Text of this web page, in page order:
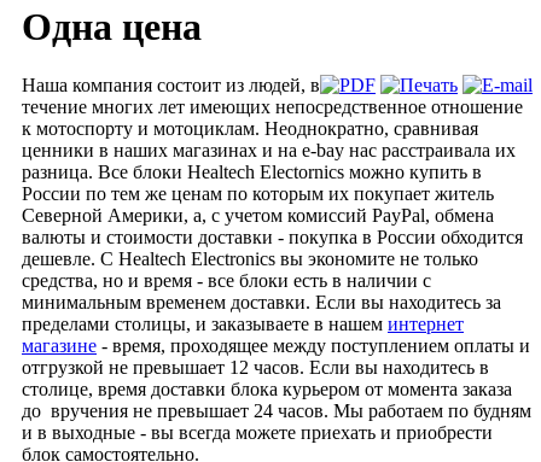
Одна цена
Наша компания состоит из людей, в
течение многих лет имеющих непосредственное отношение
к мотоспорту и мотоциклам. Неоднократно, сравнивая
ценники в наших магазинах и на e-bay нас расстраивала их
разница. Все блоки Healtech Electornics можно купить в
России по тем же ценам по которым их покупает житель
Северной Америки, а, с учетом комиссий PayPal, обмена
валюты и стоимости доставки - покупка в России обходится
дешевле. С Healtech Electronics вы экономите не только
средства, но и время - все блоки есть в наличии с
минимальным временем доставки. Если вы находитесь за
пределами столицы, и заказываете в нашем интернет
магазине - время, проходящее между поступлением оплаты и
отгрузкой не превышает 12 часов. Если вы находитесь в
столице, время доставки блока курьером от момента заказа
до вручения не превышает 24 часов. Мы работаем по будням
и в выходные - вы всегда можете приехать и приобрести
блок самостоятельно.